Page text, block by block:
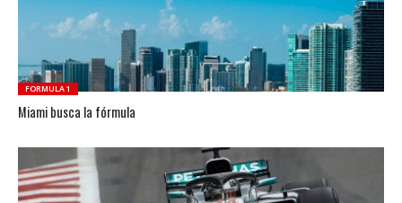
FORMULA 1
Miami busca la fórmula